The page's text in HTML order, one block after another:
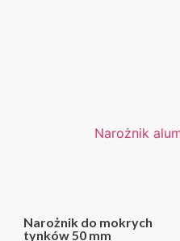
Narożnik do mokrych
tynków 50 mm